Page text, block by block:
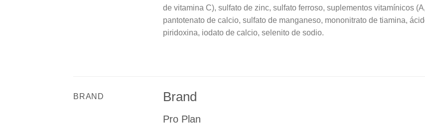
de vitamina C), sulfato de zinc, sulfato ferroso, suplementos vitamínicos
pantotenato de calcio, sulfato de manganeso, mononitrato de tiamina,
piridoxina, iodato de calcio, selenito de sodio.
BRAND Brand
Pro Plan